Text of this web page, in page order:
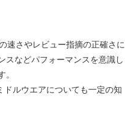
速さやレビュー指摘の正確さに
スなどパフォーマンスを意識し
ドルウエアについても一定の知